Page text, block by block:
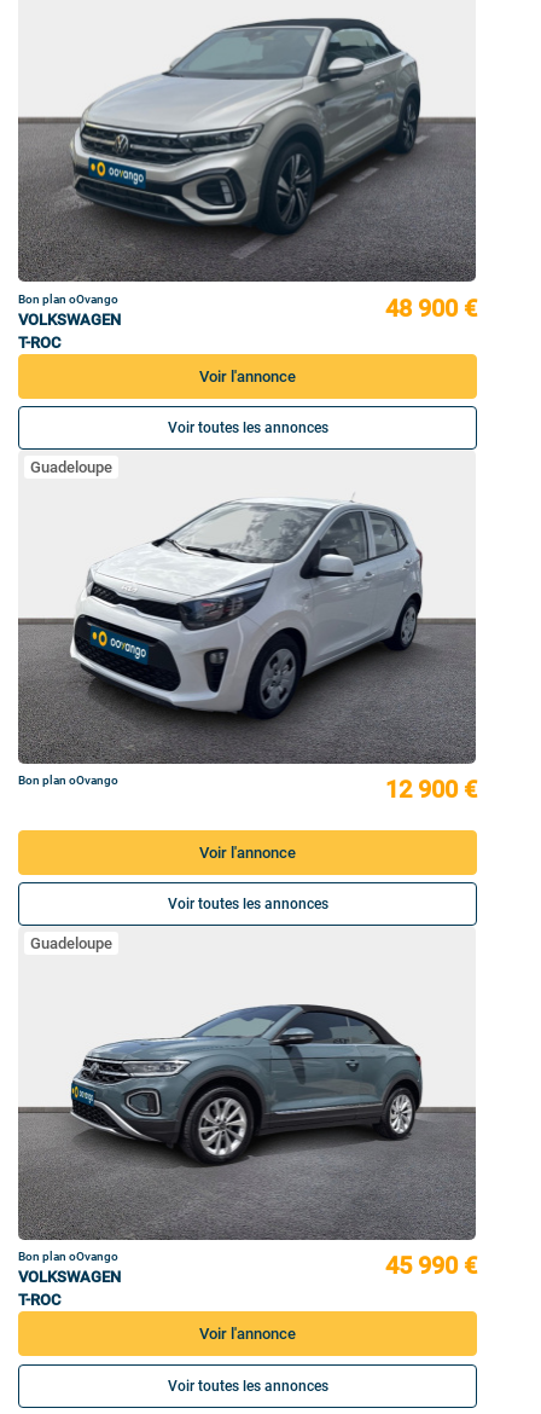
Bon plan oOvango
VOLKSWAGEN
T-ROC
48 900 €
Voir l'annonce
Voir toutes les annonces
Guadeloupe
Bon plan oOvango 12 900 €
Voir l'annonce
Voir toutes les annonces
Guadeloupe
Bon plan oOvango
VOLKSWAGEN
T-ROC
45 990 €
Voir l'annonce
Voir toutes les annonces